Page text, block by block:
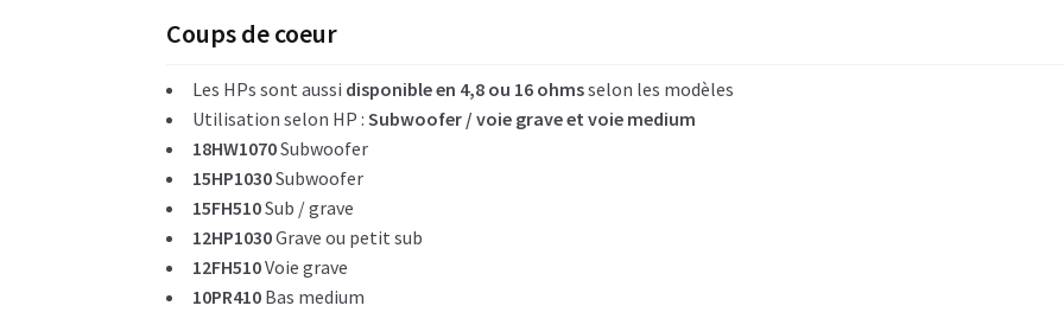
Coups de coeur
Les HPs sont aussi disponible en 4,8 ou 16 ohmsselon les modèles
Utilisation selon HP :Subwoofer / voie grave et voie medium
18HW1070Subwoofer
15HP1030Subwoofer
15FH510Sub / grave
12HP1030Grave ou petit sub
12FH510Voie grave
10PR410 Bas medium